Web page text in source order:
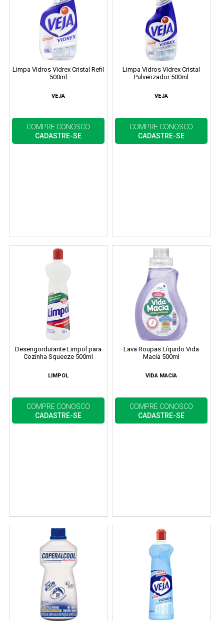
Limpa Vidros Vidrex Cristal Refil
500ml
VEJA
COMPRE CONOSCO
CADASTRE-SE
Limpa Vidros Vidrex Cristal
Pulverizador 500ml
VEJA
COMPRE CONOSCO
CADASTRE-SE
Desengordurante Limpol para
Cozinha Squeeze 500ml
LIMPOL
COMPRE CONOSCO
CADASTRE-SE
Lava Roupas Líquido Vida
Macia 500ml
VIDA MACIA
COMPRE CONOSCO
CADASTRE-SE